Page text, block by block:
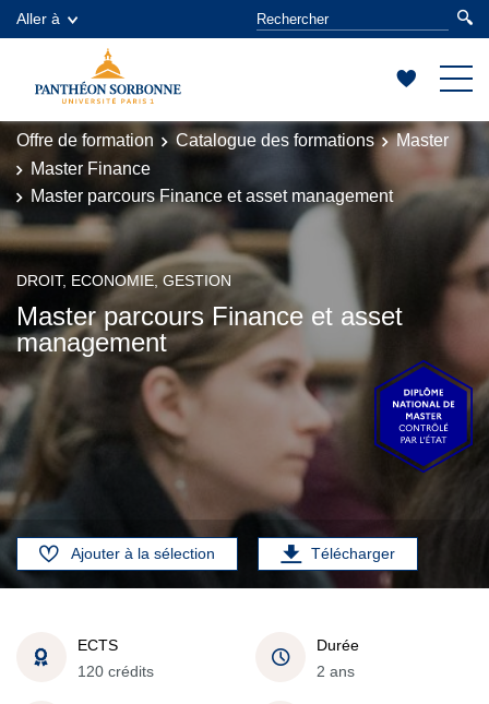
Aller à
Offre de formation Catalogue des formations
Master
Master Finance
Master parcours Finance et asset management
DROIT, ECONOMIE, GESTION
Master parcours Finance et asset
management
Ajouter à la sélection Télécharger
ECTS
120 crédits
Durée
2 ans